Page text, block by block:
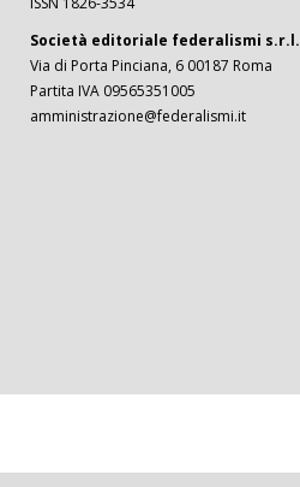
Società editoriale federalismi s.r.l.
Via di Porta Pinciana, 6 00187 Roma
Partita IVA 09565351005
amministrazione@federalismi.it